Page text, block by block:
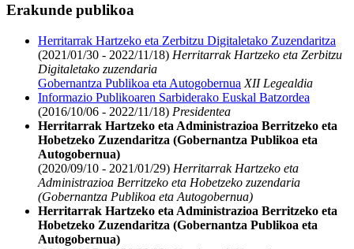
Erakunde publikoa
Herritarrak Hartzeko eta Zerbitzu Digitaletako Zuzendaritza
(2021/01/30 - 2022/11/18) Herritarrak Hartzeko eta Zerbitzu
Digitaletako zuzendaria
Gobernantza Publikoa eta Autogobernua XII Legealdia
Informazio Publikoaren Sarbiderako Euskal Batzordea
(2016/10/06 - 2022/11/18) Presidentea
Herritarrak Hartzeko eta Administrazioa Berritzeko eta
Hobetzeko Zuzendaritza (Gobernantza Publikoa eta
Autogobernua)
(2020/09/10 - 2021/01/29) Herritarrak Hartzeko eta
Administrazioa Berritzeko eta Hobetzeko zuzendaria
(Gobernantza Publikoa eta Autogobernua)
Herritarrak Hartzeko eta Administrazioa Berritzeko eta
Hobetzeko Zuzendaritza (Gobernantza Publikoa eta
Autogobernua)